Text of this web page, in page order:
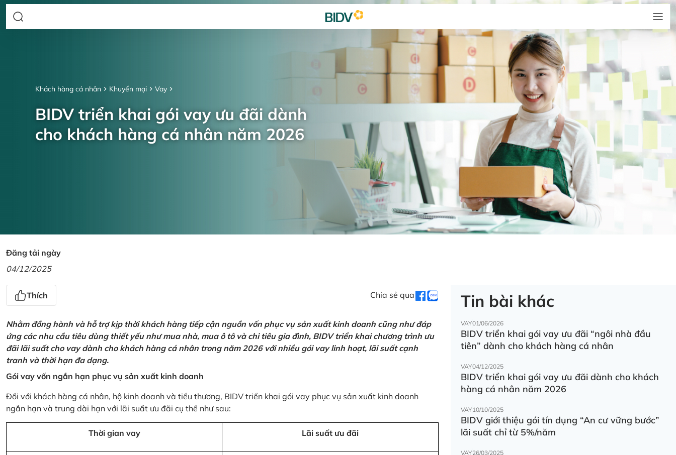
Khách hàng cá nhân Khuyến mại Vay
BIDV triển khai gói vay ưu đãi dành
cho khách hàng cá nhân năm 2026
Đăng tải ngày
04/12/2025
Thích Chia sẻ qua
Nhằm đồng hành và hỗ trợ kịp thời khách hàng tiếp cận nguồn vốn phục vụ sản xuất kinh doanh cũng như đáp
ứng các nhu cầu tiêu dùng thiết yếu như mua nhà, mua ô tô và chi tiêu gia đình, BIDV triển khai chương trình ưu
đãi lãi suất cho vay dành cho khách hàng cá nhân trong năm 2026 với nhiều gói vay linh hoạt, lãi suất cạnh
tranh và thời hạn đa dạng.
Gói vay vốn ngắn hạn phục vụ sản xuất kinh doanh
Đối với khách hàng cá nhân, hộ kinh doanh và tiểu thương, BIDV triển khai gói vay phục vụ sản xuất kinh doanh
ngắn hạn và trung dài hạn với lãi suất ưu đãi cụ thể như sau:
Thời gian vay Lãi suất ưu đãi
Tin bài khác
VAY01/06/2026
BIDV triển khai gói vay ưu đãi “ngôi nhà đầu
tiên” dành cho khách hàng cá nhân
VAY04/12/2025
BIDV triển khai gói vay ưu đãi dành cho khách
hàng cá nhân năm 2026
VAY10/10/2025
BIDV giới thiệu gói tín dụng “An cư vững bước”
lãi suất chỉ từ 5%/năm
VAY26/03/2025